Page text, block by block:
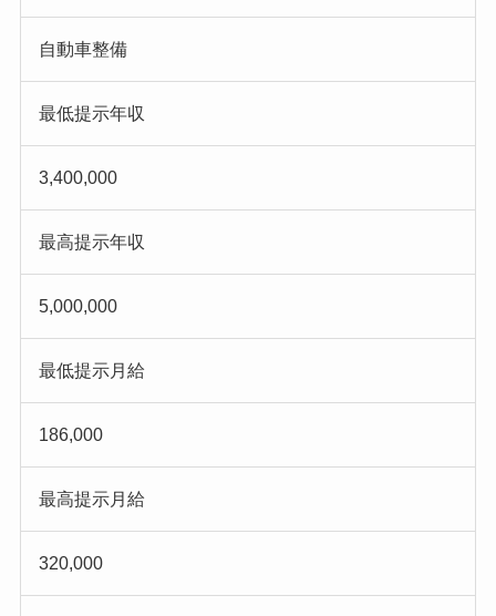
自動車整備
最低提示年収
3,400,000
最高提示年収
5,000,000
最低提示月給
186,000
最高提示月給
320,000